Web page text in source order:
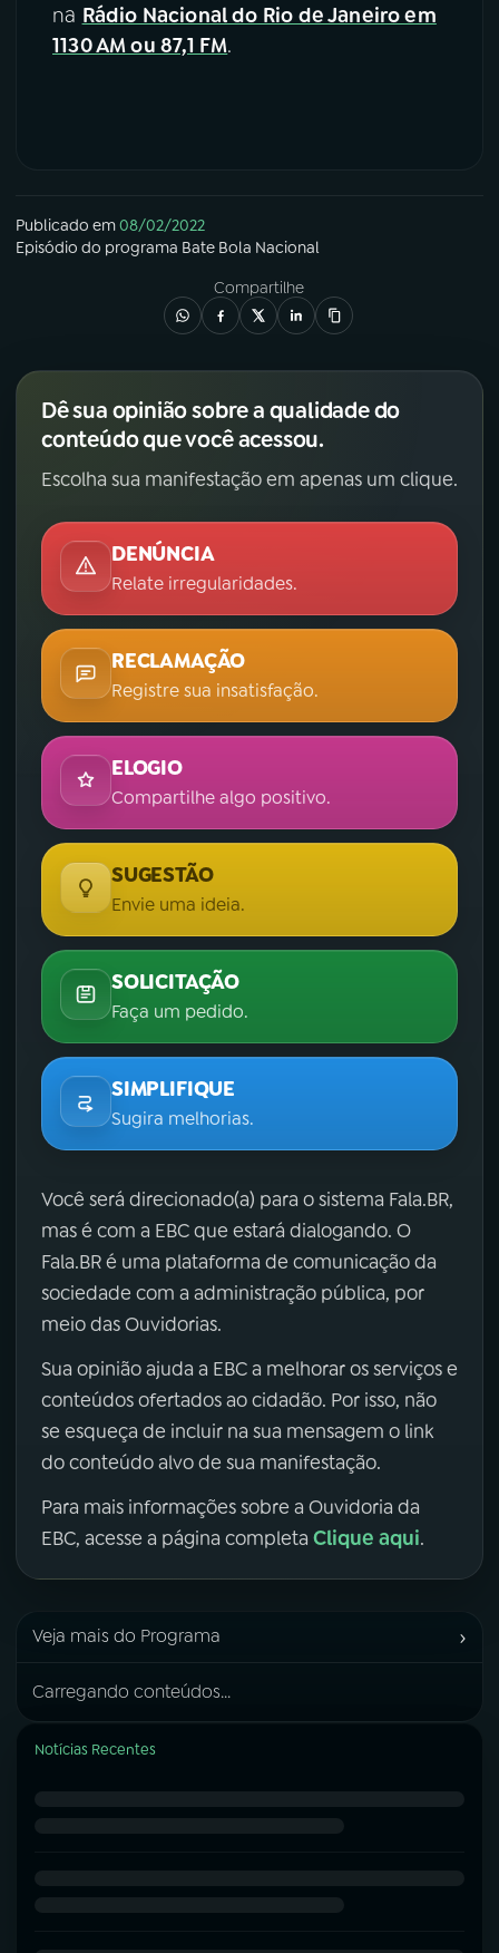
na Rádio Nacional do Rio de Janeiro em
1130 AM ou 87,1 FM.
Publicado em08/02/2022
Episódio do programa Bate Bola Nacional
Compartilhe
Dê sua opinião sobre a qualidade do
conteúdo que você acessou.
Escolha sua manifestação em apenas um clique.
DENÚNCIA
Relate irregularidades.
RECLAMAÇÃO
Registre sua insatisfação.
ELOGIO
Compartilhe algo positivo.
SUGESTÃO
Envie uma ideia.
SOLICITAÇÃO
Faça um pedido.
SIMPLIFIQUE
Sugira melhorias.
Você será direcionado(a) para o sistema Fala.BR,
mas é com a EBC que estará dialogando. O
Fala.BR é uma plataforma de comunicação da
sociedade com a administração pública, por
meio das Ouvidorias.
Sua opinião ajuda a EBC a melhorar os serviços e
conteúdos ofertados ao cidadão. Por isso, não
se esqueça de incluir na sua mensagem o link
do conteúdo alvo de sua manifestação.
Para mais informações sobre a Ouvidoria da
EBC, acesse a página completa Clique aqui.
Veja mais do Programa ›
Carregando conteúdos...
Notícias Recentes